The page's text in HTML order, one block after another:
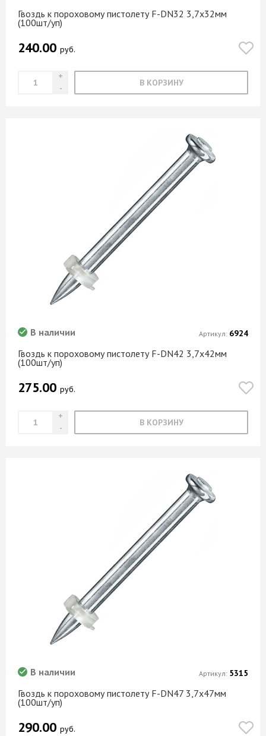
Гвоздь к пороховому пистолету F-DN32 3,7х32мм
(100шт/уп)
240.00 руб.
В КОРЗИНУ
Гвоздь к пороховому пистолету F-DN42 3,7х42мм
(100шт/уп)
В наличии
275.00 руб.
В КОРЗИНУ
Артикул: 6924
Гвоздь к пороховому пистолету F-DN47 3,7х47мм
(100шт/уп)
В наличии
290.00 руб.
Артикул: 5315